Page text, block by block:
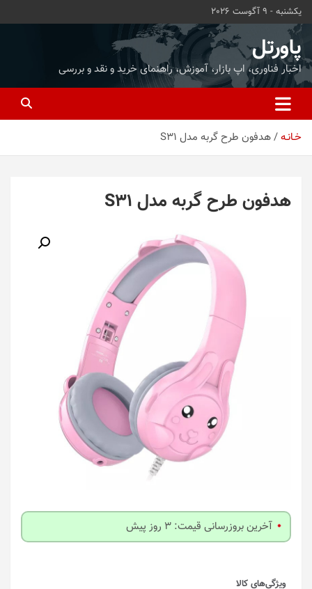
محتوا
بروید
یکشنبه - 9 آگوست 2026
پاورتل
اخبار فناوری، اپ بازار، آموزش، راهنمای خرید و نقد و بررسی
خـانـه هدفون طرح گربه مدل S31
هدفون طرح گربه مدل S31
آخرین بروزرسانی قیمت: 3 روز پیش